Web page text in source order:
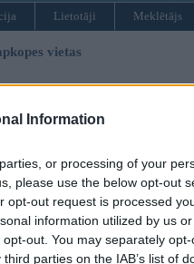
Information
or processing of your
please use the below opt-out
opt-out request is processed
information utilized by us
out. You may separately
parties on the IAB’s list of
Lietotāji Meklētājs
vietas
elektromotorus un generatorus...
motorinsh no E24 un ari parejiem